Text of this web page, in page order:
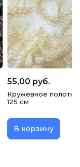
55,00 руб.
Кружевное
125 см
В корзину